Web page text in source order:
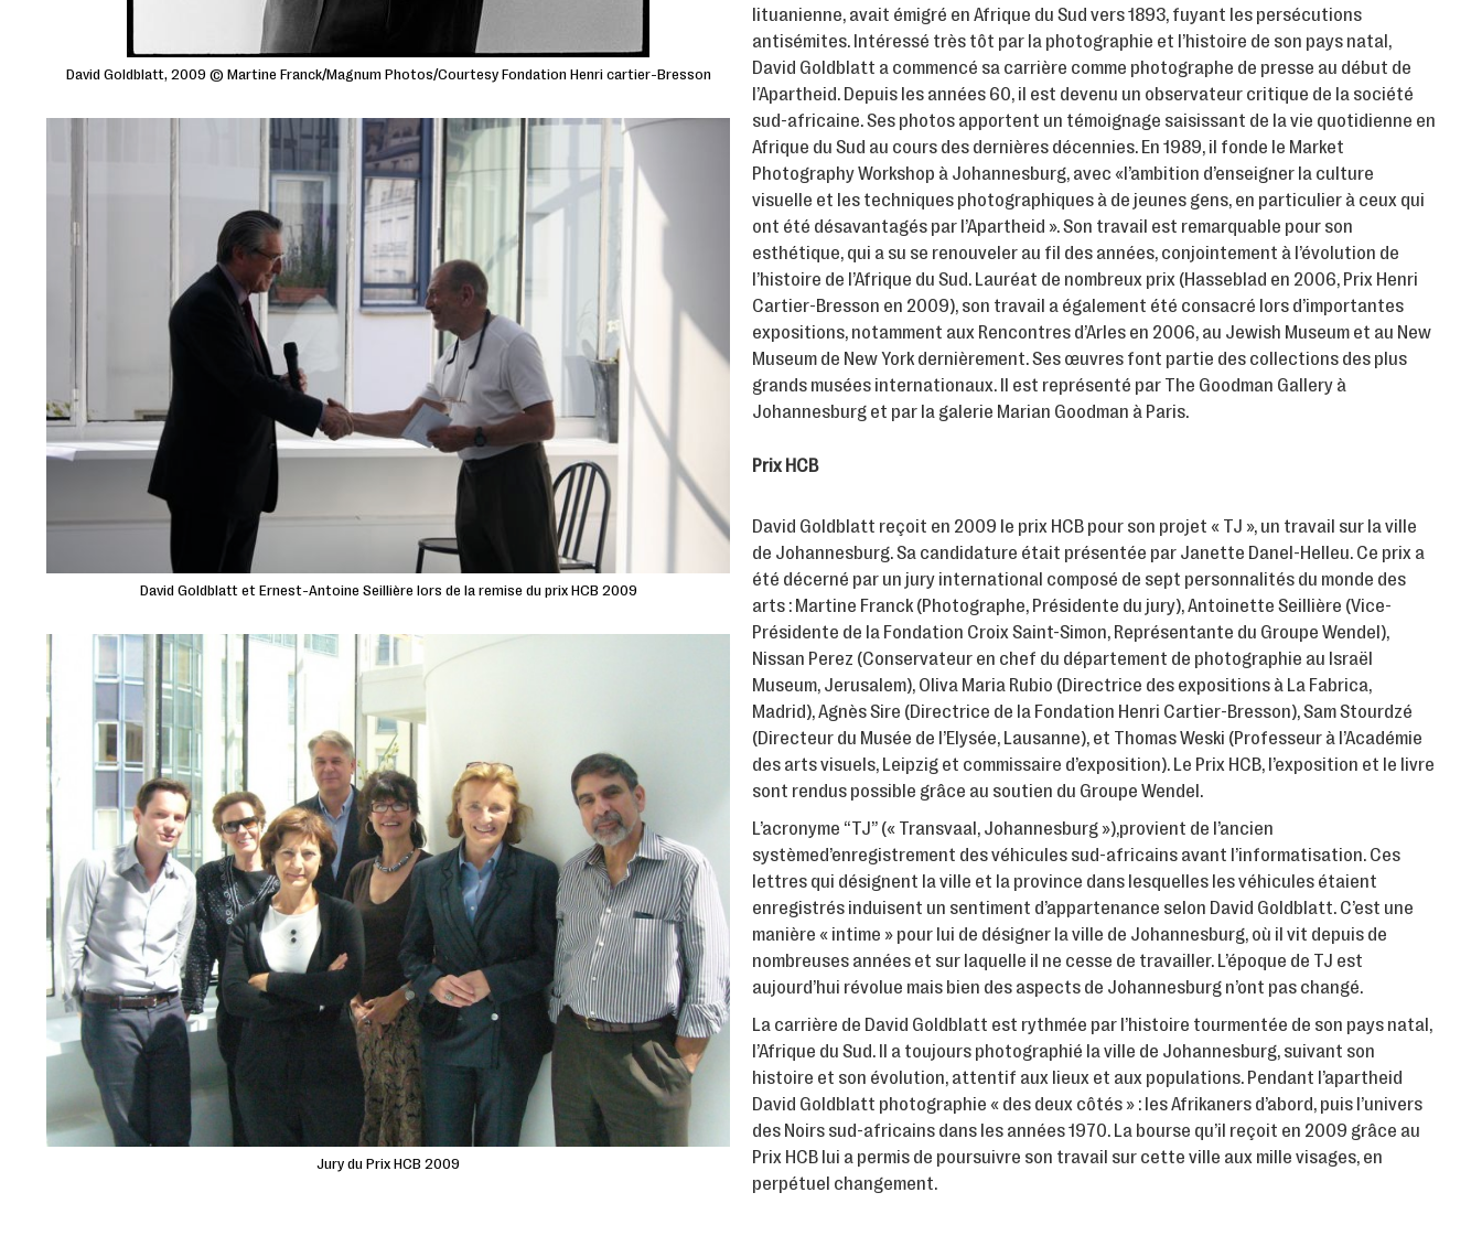
David Goldblatt, 2009 © Martine Franck/Magnum Photos/Courtesy Fondation Henri cartier-Bresson
David Goldblatt et Ernest-Antoine Seillière lors de la remise du prix HCB 2009
Jury du Prix HCB 2009
lituanienne, avait émigré en Afrique du Sud vers 1893, fuyant les persécutions
antisémites. Intéressé très tôt par la photographie et l’histoire de son pays natal,
David Goldblatt a commencé sa carrière comme photographe de presse au début de
l’Apartheid. Depuis les années 60, il est devenu un observateur critique de la société
sud-africaine. Ses photos apportent un témoignage saisissant de la vie quotidienne en
Afrique du Sud au cours des dernières décennies. En 1989, il fonde le Market
Photography Workshop à Johannesburg, avec «l’ambition d’enseigner la culture
visuelle et les techniques photographiques à de jeunes gens, en particulier à ceux qui
ont été désavantagés par l’Apartheid ». Son travail est remarquable pour son
esthétique, qui a su se renouveler au fil des années, conjointement à l’évolution de
l’histoire de l’Afrique du Sud. Lauréat de nombreux prix (Hasseblad en 2006, Prix Henri
Cartier-Bresson en 2009), son travail a également été consacré lors d’importantes
expositions, notamment aux Rencontres d’Arles en 2006, au Jewish Museum et au New
Museum de New York dernièrement. Ses œuvres font partie des collections des plus
grands musées internationaux. Il est représenté par The Goodman Gallery à
Johannesburg et par la galerie Marian Goodman à Paris.
Prix HCB
David Goldblatt reçoit en 2009 le prix HCB pour son projet « TJ », un travail sur la ville
de Johannesburg. Sa candidature était présentée par Janette Danel-Helleu. Ce prix a
été décerné par un jury international composé de sept personnalités du monde des
arts : Martine Franck (Photographe, Présidente du jury), Antoinette Seillière (Vice-
Présidente de la Fondation Croix Saint-Simon, Représentante du Groupe Wendel),
Nissan Perez (Conservateur en chef du département de photographie au Israël
Museum, Jerusalem), Oliva Maria Rubio (Directrice des expositions à La Fabrica,
Madrid), Agnès Sire (Directrice de la Fondation Henri Cartier-Bresson), Sam Stourdzé
(Directeur du Musée de l’Elysée, Lausanne), et Thomas Weski (Professeur à l’Académie
des arts visuels, Leipzig et commissaire d’exposition). Le Prix HCB, l’exposition et le livre
sont rendus possible grâce au soutien du Groupe Wendel.
L’acronyme “TJ” (« Transvaal, Johannesburg »),provient de l’ancien
systèmed’enregistrement des véhicules sud-africains avant l’informatisation. Ces
lettres qui désignent la ville et la province dans lesquelles les véhicules étaient
enregistrés induisent un sentiment d’appartenance selon David Goldblatt. C’est une
manière « intime » pour lui de désigner la ville de Johannesburg, où il vit depuis de
nombreuses années et sur laquelle il ne cesse de travailler. L’époque de TJ est
aujourd’hui révolue mais bien des aspects de Johannesburg n’ont pas changé.
La carrière de David Goldblatt est rythmée par l’histoire tourmentée de son pays natal,
l’Afrique du Sud. Il a toujours photographié la ville de Johannesburg, suivant son
histoire et son évolution, attentif aux lieux et aux populations. Pendant l’apartheid
David Goldblatt photographie « des deux côtés » : les Afrikaners d’abord, puis l’univers
des Noirs sud-africains dans les années 1970. La bourse qu’il reçoit en 2009 grâce au
Prix HCB lui a permis de poursuivre son travail sur cette ville aux mille visages, en
perpétuel changement.